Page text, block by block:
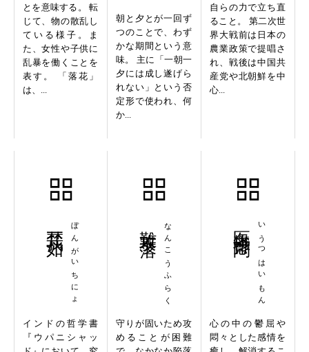
とを意味する。 転
じて、物の散乱し
ている様子。ま
た、女性や子供に
乱暴を働くことを
表す。 「落花」
は、...
朝と夕とが一回ず
つのことで、わず
かな期間という意
味。 主に「一朝一
夕には成し遂げら
れない」という否
定形で使われ、何
か...
自らの力で立ち直
ること。 第二次世
界大戦前は日本の
農業政策で提唱さ
れ、戦後は中国共
産党や北朝鮮を中
心...
ぼんがいちにょ
インドの哲学書
『ウパニシャッ
なんこうふらく
守りが固いため攻
めることが困難
いうつはいもん
心の中の鬱屈や
悶々とした感情を